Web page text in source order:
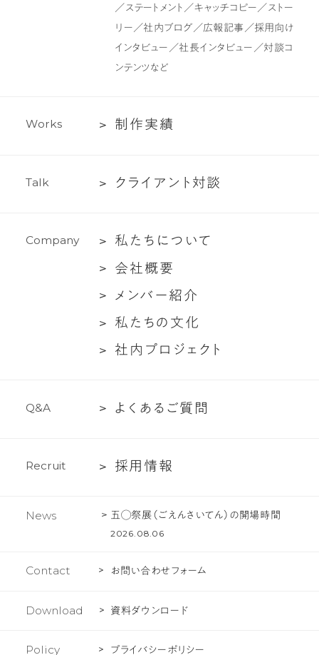
作・
テ
グ
／ステートメント／キャッチコピー／ストー
リー／社内ブログ／広報記事／採用向け
インタビュー／社長インタビュー／対談コ
ンテンツなど
Works
制
績
制 作実績
Talk
ク
ア
ン
対
談
ク ラ イ ア ン ト 対談
Company
私
に
つ
私 た ち に つ いて
会
要
会社 概要
メ
ー
メ ンバ ー紹介
私
文
私 た ちの 文化
社
ロ
ク
社 内 プロ ジ ェ ク ト
Q&A
よ
る
問
よ く あ る ご質 問
Recruit
採 採用 情報
News 五◯祭展（ごえんさいてん）の開場時間
2026.08.06
Contact お問い合わせフォーム
Download 資料ダウンロード
Policy プライバシーポリシー